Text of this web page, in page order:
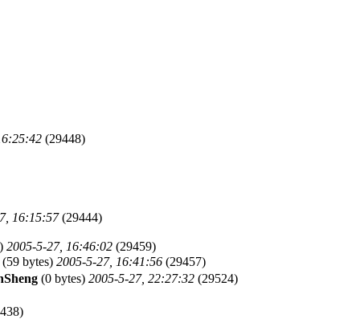
(29448)
16:15:57(29444)
2005-5-27, 16:46:02 (29459)
(59 bytes) 2005-5-27, 16:41:56 (29457)
(0 bytes) 2005-5-27, 22:27:32 (29524)